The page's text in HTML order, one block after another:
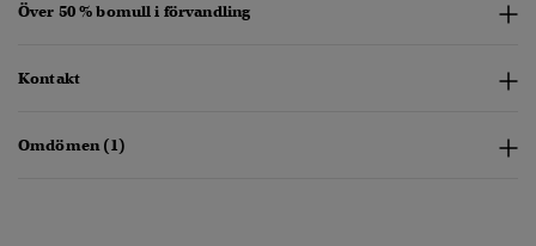
Över 50 % bomull i förvandling
Kontakt
Omdömen (1)